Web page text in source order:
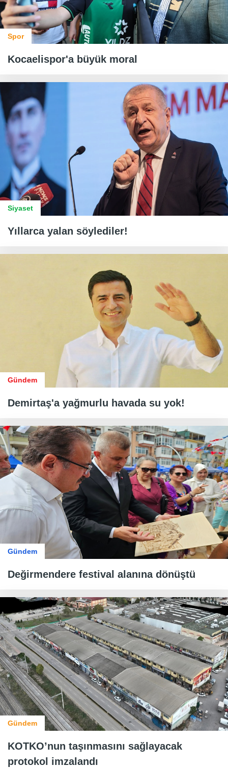
Spor
Kocaelispor'a büyük moral
Siyaset
Yıllarca yalan söylediler!
Gündem
Demirtaş'a yağmurlu havada su yok!
Gündem
Değirmendere festival alanına dönüştü
Gündem
KOTKO’nun taşınmasını sağlayacak
protokol imzalandı